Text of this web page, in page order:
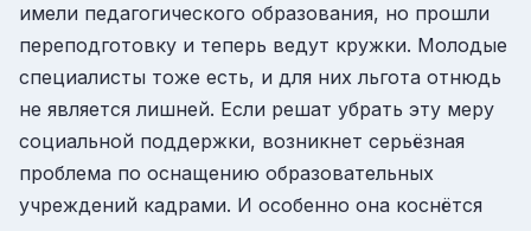
имели педагогического образования, но прошли
переподготовку и теперь ведут кружки. Молодые
специалисты тоже есть, и для них льгота отнюдь
не является лишней. Если решат убрать эту меру
социальной поддержки, возникнет серьёзная
проблема по оснащению образовательных
учреждений кадрами. И особенно она коснётся